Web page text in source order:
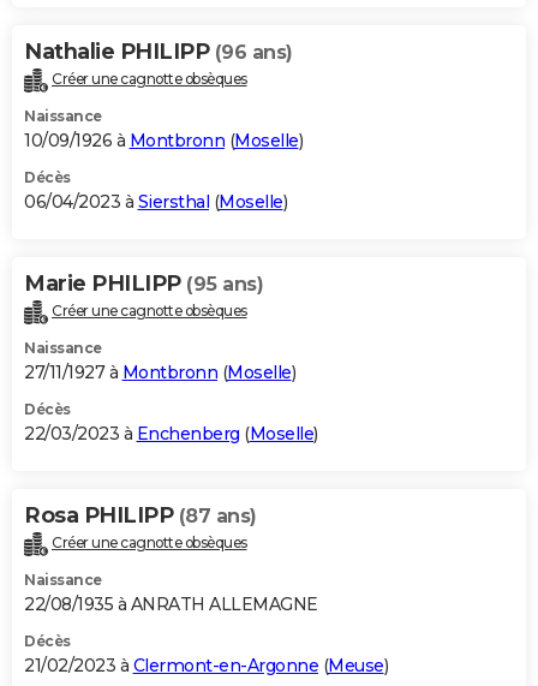
Nathalie PHILIPP (96 ans)
Créer une cagnotte obsèques
Naissance
10/09/1926 à Montbronn (Moselle)
Décès
06/04/2023 à Siersthal (Moselle)
Marie PHILIPP (95 ans)
Créer une cagnotte obsèques
Naissance
27/11/1927 à Montbronn (Moselle)
Décès
22/03/2023 à Enchenberg (Moselle)
Rosa PHILIPP (87 ans)
Créer une cagnotte obsèques
Naissance
22/08/1935 à ANRATH ALLEMAGNE
Décès
21/02/2023 à Clermont-en-Argonne (Meuse)